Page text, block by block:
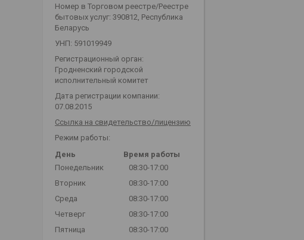
Номер в Торговом реестре/Реестре
бытовых услуг: 390812, Республика
Беларусь
УНП: 591019949
Регистрационный орган:
Гродненский городской
исполнительный комитет
Дата регистрации компании:
07.08.2015
Ссылка на свидетельство/лицензию
Режим работы:
День
Время работы
Понедельник
08:30-17:00
Вторник
08:30-17:00
Среда
08:30-17:00
Четверг
08:30-17:00
Пятница
08:30-17:00